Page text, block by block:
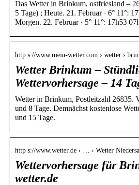
Das Wetter in Brinkum, ostfriesland –
5 Tage) ; Heute. 21. Februar · 6° 11°:
Morgen. 22. Februar · 5° 11°: 17h53
http s://www.mein-wetter.com › wetter ›
Wetter Brinkum –
Wettervorhersage – 14
Wetter in Brinkum, Postleitzahl 26835.
und 8 Tage. Demnächst kostenlose
und 15 Tage.
http s://www.wetter.de › … › Wetter
Wettervorhersage für
wetter.de